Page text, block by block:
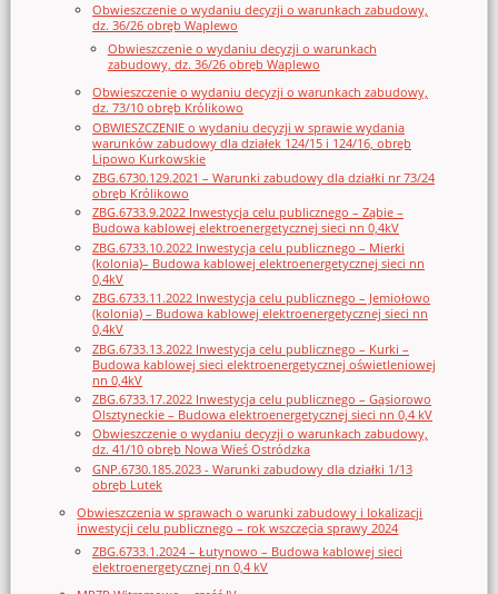
Obwieszczenie o wydaniu decyzji o warunkach zabudowy,
dz. 36/26 obręb Waplewo
Obwieszczenie o wydaniu decyzji o warunkach
zabudowy, dz. 36/26 obręb Waplewo
Obwieszczenie o wydaniu decyzji o warunkach zabudowy,
dz. 73/10 obręb Królikowo
OBWIESZCZENIE o wydaniu decyzji w sprawie wydania
warunków zabudowy dla działek 124/15 i 124/16, obręb
Lipowo Kurkowskie
ZBG.6730.129.2021 – Warunki zabudowy dla działki nr 73/24
obręb Królikowo
ZBG.6733.9.2022 Inwestycja celu publicznego – Ząbie –
Budowa kablowej elektroenergetycznej sieci nn 0,4kV
ZBG.6733.10.2022 Inwestycja celu publicznego – Mierki
(kolonia)– Budowa kablowej elektroenergetycznej sieci nn
0,4kV
ZBG.6733.11.2022 Inwestycja celu publicznego – Jemiołowo
(kolonia) – Budowa kablowej elektroenergetycznej sieci nn
0,4kV
ZBG.6733.13.2022 Inwestycja celu publicznego – Kurki –
Budowa kablowej sieci elektroenergetycznej oświetleniowej
nn 0,4kV
ZBG.6733.17.2022 Inwestycja celu publicznego – Gąsiorowo
Olsztyneckie – Budowa elektroenergetycznej sieci nn 0,4 kV
Obwieszczenie o wydaniu decyzji o warunkach zabudowy,
dz. 41/10 obręb Nowa Wieś Ostródzka
GNP.6730.185.2023 - Warunki zabudowy dla działki 1/13
obręb Lutek
Obwieszczenia w sprawach o warunki zabudowy i lokalizacji
inwestycji celu publicznego – rok wszczęcia sprawy 2024
ZBG.6733.1.2024 – Łutynowo – Budowa kablowej sieci
elektroenergetycznej nn 0,4 kV